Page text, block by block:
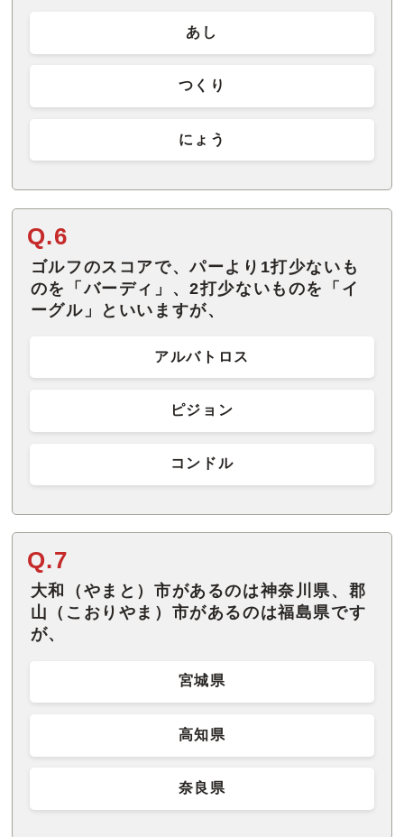
あし
つくり
にょう
Q.6
ゴルフのスコアで、パーより1打少ないも
のを「バーディ」、2打少ないものを「イ
ーグル」といいますが、
アルバトロス
ピジョン
コンドル
Q.7
大和（やまと）市があるのは神奈川県、郡
山（こおりやま）市があるのは福島県です
が、
宮城県
高知県
奈良県